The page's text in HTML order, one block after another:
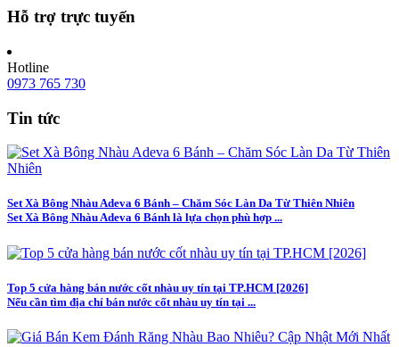
Hỗ trợ trực tuyến
Hotline
0973 765 730
Tin tức
Set Xà Bông Nhàu Adeva 6 Bánh – Chăm Sóc Làn Da Từ Thiên Nhiên
Set Xà Bông Nhàu Adeva 6 Bánh là lựa chọn phù hợp ...
Top 5 cửa hàng bán nước cốt nhàu uy tín tại TP.HCM [2026]
Nếu cần tìm địa chỉ bán nước cốt nhàu uy tín tại ...